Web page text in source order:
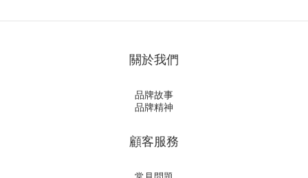
關於我們
品牌故事
品牌精神
顧客服務